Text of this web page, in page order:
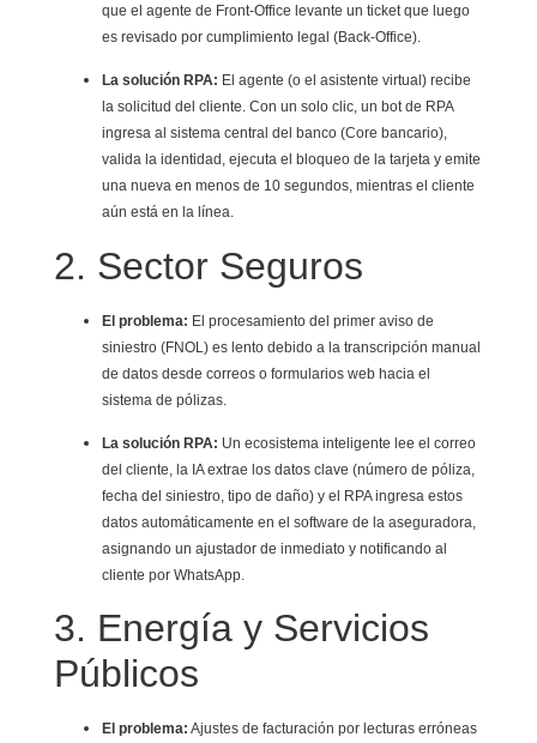
que el agente de Front-Office levante un ticket que luego
es revisado por cumplimiento legal (Back-Office).
La solución RPA: El agente (o el asistente virtual) recibe
la solicitud del cliente. Con un solo clic, un bot de RPA
ingresa al sistema central del banco (Core bancario),
valida la identidad, ejecuta el bloqueo de la tarjeta y emite
una nueva en menos de 10 segundos, mientras el cliente
aún está en la línea.
2. Sector Seguros
El problema: El procesamiento del primer aviso de
siniestro (FNOL) es lento debido a la transcripción manual
de datos desde correos o formularios web hacia el
sistema de pólizas.
La solución RPA: Un ecosistema inteligente lee el correo
del cliente, la IA extrae los datos clave (número de póliza,
fecha del siniestro, tipo de daño) y el RPA ingresa estos
datos automáticamente en el software de la aseguradora,
asignando un ajustador de inmediato y notificando al
cliente por WhatsApp.
3. Energía y Servicios
Públicos
El problema: Ajustes de facturación por lecturas erróneas